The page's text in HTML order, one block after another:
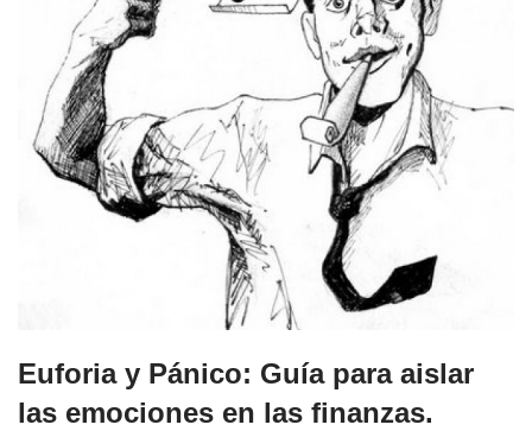
Euforia y Pánico: Guía para aislar
las emociones en las finanzas.